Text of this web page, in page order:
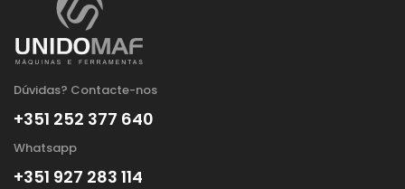
Dúvidas? Contacte-nos
+351 252 377 640
Whatsapp
+351 927 283 114